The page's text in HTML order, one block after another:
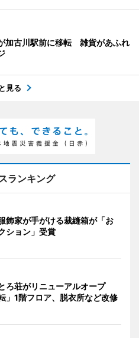
加古川駅前に移転 雑貨があふれ
見る
ランキング
飾家が手がける裁縫箱が「お
ション」受賞
ろ荘がリニューアルオープ
1階フロア、脱衣所など改修